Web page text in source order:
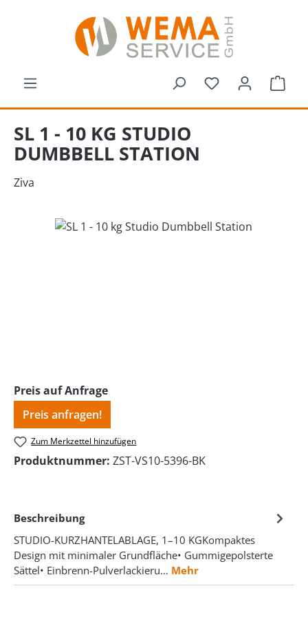
Zum Hauptinhalt springen
Du hast 0
SL 1 - 10 KG STUDIO
DUMBBELL STATION
Ziva
Bildergalerie überspringen
Preis auf Anfrage
Preis anfragen!
Zum Merkzettel hinzufügen
Produktnummer: ZST-VS10-5396-BK
Beschreibung
STUDIO-KURZHANTELABLAGE, 1–10 KGKompaktes
Design mit minimaler Grundfläche• Gummigepolsterte
Sättel• Einbrenn-Pulverlackieru… Mehr